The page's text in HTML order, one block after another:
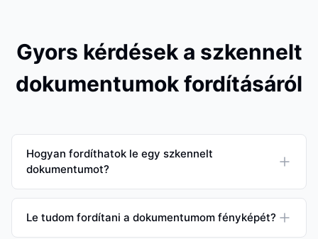
Gyors kérdések a szkennelt
dokumentumok fordításáról
Hogyan fordíthatok le egy szkennelt
dokumentumot?
Le tudom fordítani a dokumentumom fényképét?